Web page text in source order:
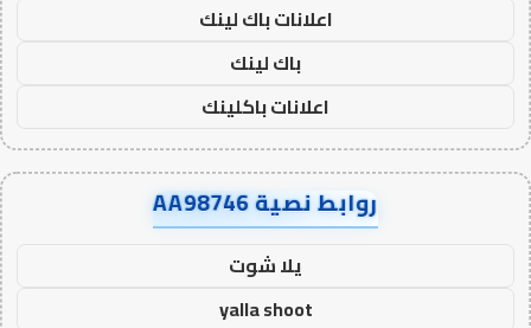
اعلانات باك لينك
باك لينك
اعلانات باكلينك
روابط نصية AA98746
يلا شوت
yalla shoot